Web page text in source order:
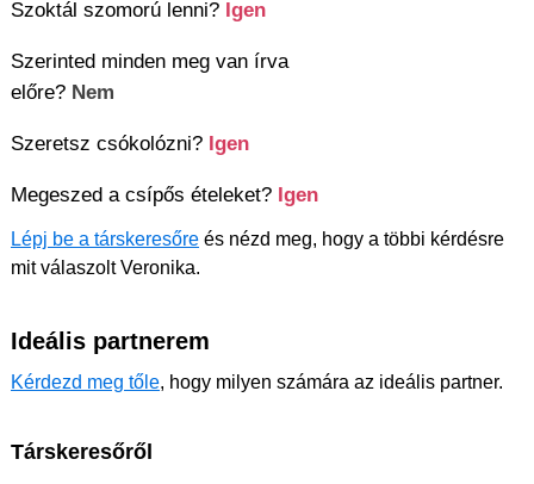
Szoktál szomorú lenni? Igen
Szerinted minden meg van írva
előre? Nem
Szeretsz csókolózni? Igen
Megeszed a csípős ételeket? Igen
Lépj be a társkeresőre és nézd meg, hogy a többi kérdésre
mit válaszolt Veronika.
Ideális partnerem
Kérdezd meg tőle, hogy milyen számára az ideális partner.
Társkeresőről